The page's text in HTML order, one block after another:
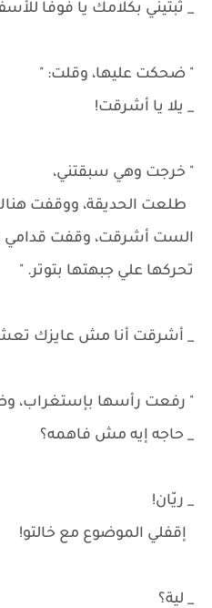
_ ثبتيني بكلامك يا فوفا
" ضحكت عليها، وقلت: "
_ يلا يا أشرقت!
" خرجت وهي سبقتني،
طلعت الحديقة، ووقفت
الست أشرقت، وقفت قدامي
تحركها علي جبهتها بتوتر. "
_ أشرقت أنا مش عايزك
" رفعت رأسها بإستغراب،
_ حاجه إيه مش فاهمه؟
_ ريّان!
إقفلي الموضوع مع خالتو!
_ لية؟